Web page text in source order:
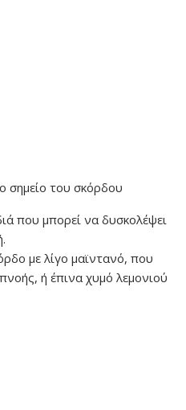
του σκόρδου
που μπορεί να δυσκολέψει
με λίγο μαϊντανό, που
ή έπινα χυμό λεμονιού